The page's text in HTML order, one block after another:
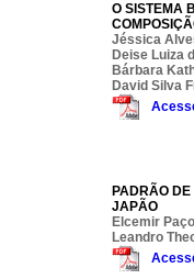
O SISTEMA
Jéssica
Deise Luiza
Bárbara
David Silva
PADRÃO
JAPÃO
Elcemir
Leandro